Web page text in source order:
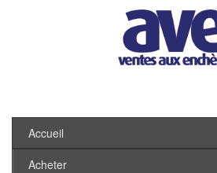
Accueil
Acheter